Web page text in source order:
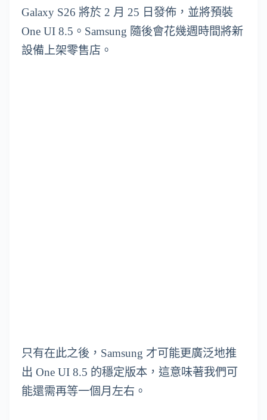
Galaxy S26 將於 2 月 25 日發佈，並將預裝
One UI 8.5。Samsung 隨後會花幾週時間將新
設備上架零售店。
只有在此之後，Samsung 才可能更廣泛地推
出 One UI 8.5 的穩定版本，這意味著我們可
能還需再等一個月左右。